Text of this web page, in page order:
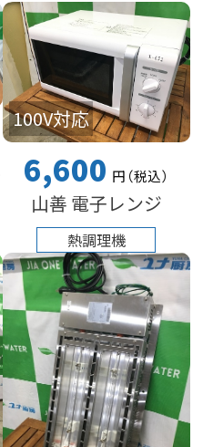
100V対応
6,600 円（税込）
山善 電子レンジ
熱調理機